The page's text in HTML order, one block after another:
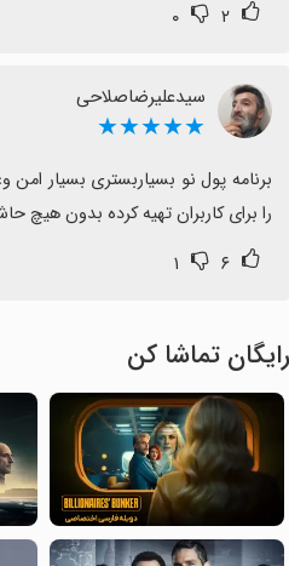
۲ ۰
سیدعلیرضاصلاحی
★★★★★
را برای کاربران تهیه کرده بدون هیچ
۶ ۱
رایگان تماشا کن